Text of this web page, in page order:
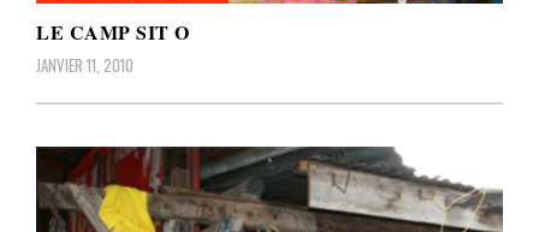
LE CAMP SIT O
JANVIER 11, 2010